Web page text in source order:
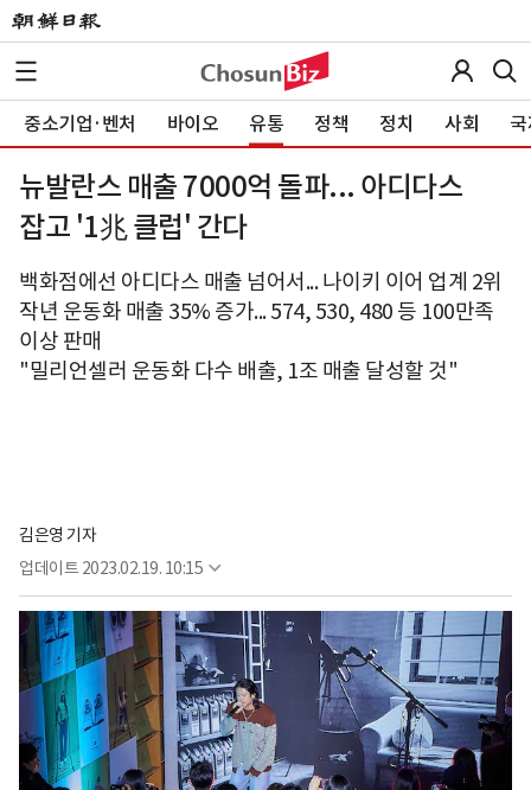
중소기업·벤처 바이오 유통 정책 정치 사회
뉴발란스 매출 7000억 돌파... 아디다스
잡고 '1兆 클럽' 간다
백화점에선 아디다스 매출 넘어서... 나이키 이어 업계 2위
작년 운동화 매출 35% 증가... 574, 530, 480 등 100만족
이상 판매
"밀리언셀러 운동화 다수 배출, 1조 매출 달성할 것"
김은영 기자
업데이트 2023.02.19. 10:15